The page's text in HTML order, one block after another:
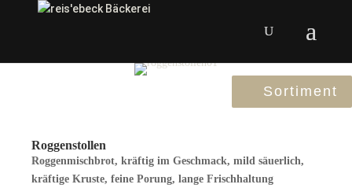
Sortiment
Roggenstollen
Roggenmischbrot, kräftig im Geschmack, mild säuerlich,
kräftige Kruste, feine Porung, lange Frischhaltung